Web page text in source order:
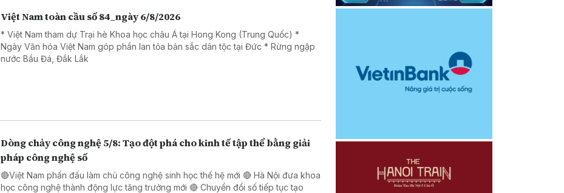
Việt Nam toàn cầu số 84_ngày 6/8/2026
* Việt Nam tham dự Trại hè Khoa học châu Á tại Hong Kong (Trung Quốc) *
Ngày Văn hóa Việt Nam góp phần lan tỏa bản sắc dân tộc tại Đức * Rừng ngập
nước Bầu Đá, Đắk Lắk
Dòng chảy công nghệ 5/8: Tạo đột phá cho kinh tế tập thể bằng giải
pháp công nghệ số
🔴Việt Nam phấn đấu làm chủ công nghệ sinh học thế hệ mới 🔴 Hà Nội đưa khoa
học công nghệ thành động lực tăng trưởng mới 🔴 Chuyển đổi số tiếp tục tạo